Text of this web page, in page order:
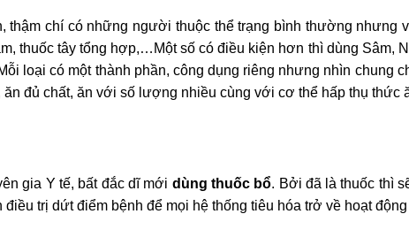
thậm chí có những người thuộc thể trạng bình thường nhưng
thuốc tây tổng hợp,…Một số có điều kiện hơn thì dùng
loại có một thành phần, công dụng riêng nhưng nhìn chung
đủ chất, ăn với số lượng nhiều cùng với cơ thể hấp thụ
gia Y tế, bất đắc dĩ mới dùng thuốc bổ. Bởi đã là thuốc thì
trị dứt điểm bệnh để mọi hệ thống tiêu hóa trở về hoạt